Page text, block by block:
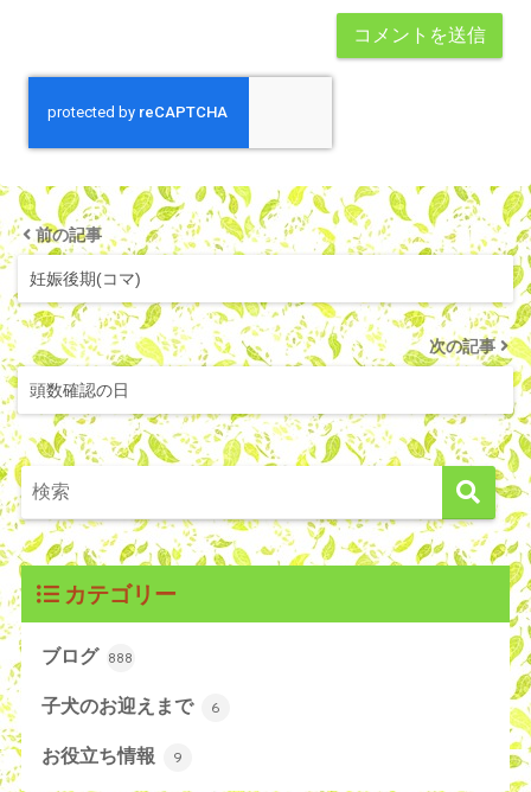
前の記事
妊娠後期(コマ)
次の記事
頭数確認の日
カテゴリー
ブログ 888
子犬のお迎えまで 6
お役立ち情報 9